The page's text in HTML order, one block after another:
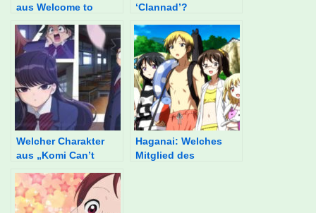
aus Welcome to
Iruma-kun! bist du?
‘Clannad’?
Welcher Charakter
aus „Komi Can’t
du?
Haganai: Welches
Mitglied des